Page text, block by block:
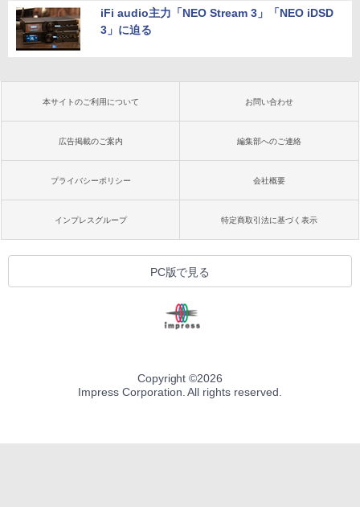
iFi audio主力「NEO Stream 3」「NEO iDSD
3」に迫る
本サイトのご利用について お問い合わせ
広告掲載のご案内 編集部へのご連絡
プライバシーポリシー 会社概要
インプレスグループ 特定商取引法に基づく表示
PC版で見る
Copyright ©2026
Impress Corporation. All rights reserved.